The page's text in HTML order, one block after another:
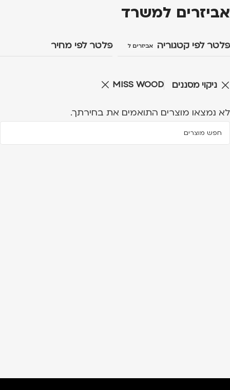
אביזרים למשרד
פלטר לפי קטגוריה אביזרים למשרדפלטר לפי מחיר
ניקוי מסננים MISS WOOD
לא נמצאו מוצרים התואמים את בחירתך.